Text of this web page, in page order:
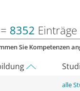
8352 Einträge
Sie Kompetenzen
alle